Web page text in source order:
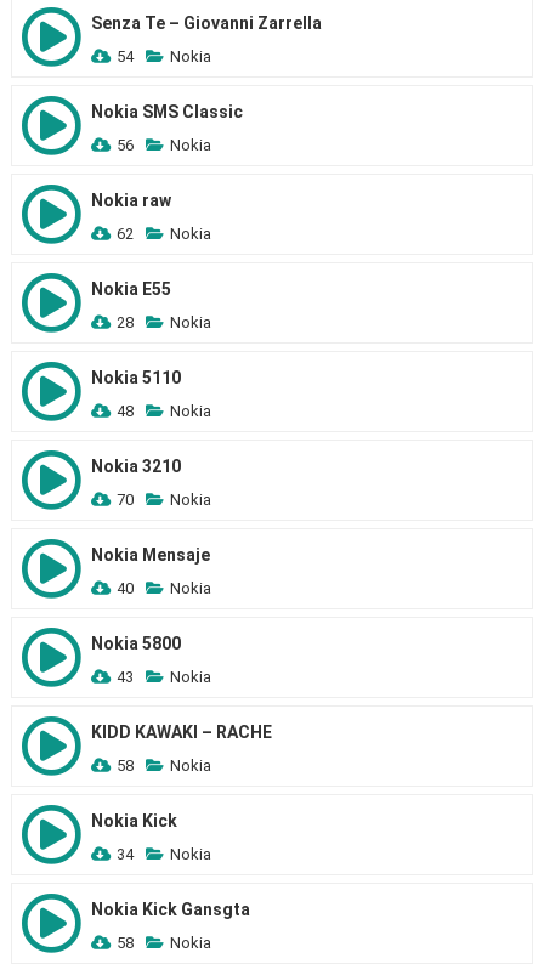
Senza Te – Giovanni Zarrella
54 Nokia
Nokia SMS Classic
56 Nokia
Nokia raw
62 Nokia
Nokia E55
28 Nokia
Nokia 5110
48 Nokia
Nokia 3210
70 Nokia
Nokia Mensaje
40 Nokia
Nokia 5800
43 Nokia
KIDD KAWAKI – RACHE
58 Nokia
Nokia Kick
34 Nokia
Nokia Kick Gansgta
58 Nokia